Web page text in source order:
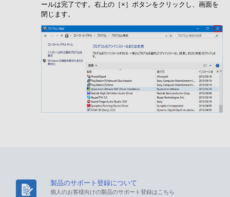
ールは完了です。右上の［×］ボタンをクリックし、画面を
閉じます。
製品のサポート登録について
個人のお客様向けの製品のサポート登録はこちら